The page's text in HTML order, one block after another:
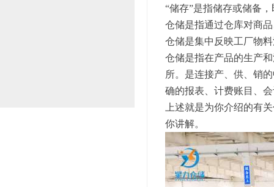
“储存”是指储存或储备
仓储是指通过仓库对商
仓储是集中反映工厂物
仓储是指在产品的生产
所。是连接产、供、销
确的报表、计费账目、
上述就是为你介绍的有
你讲解。